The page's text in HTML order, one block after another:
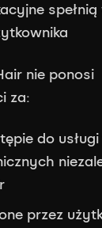
nie ponosi
za:
do
przez